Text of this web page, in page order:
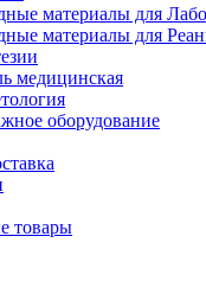
материалы для
материалы для
медицинская
оборудование
товары